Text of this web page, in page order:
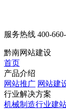
服务热线 400-
黔南网站建设
首页
产品介绍
网站推广 网站建
行业解决方案
机械制造行业建